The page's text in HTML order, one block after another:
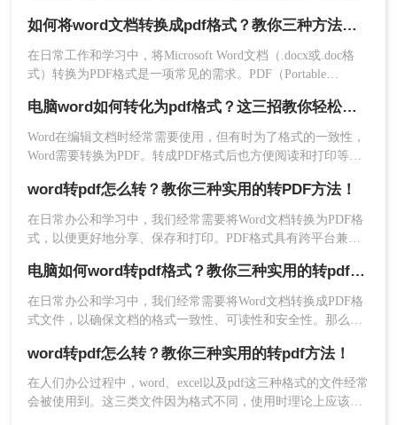
2、选择PDF转换中的Word转PDF，然后将Word文
档上传到界面中，如果Word文档很多的话，可以选
择添加文件夹批量导入哦，客户端处理批量文件特
别有优势哦。
成为一种常见的需求。那么，电脑word怎么转换成pdf格式呢？
接下来就为大家介绍几种简单实用的方法。
如何将word文档转换成pdf格式？教你三种方法，轻松搞定！
在日常工作和学习中，将Microsoft Word文档（.docx或.doc格
式）转换为PDF格式是一项常见的需求。PDF（Portable
变、易于分享和打印的特点而备受欢迎。无论是为了提交作
业、发送报告还是准备演示，将Word文档转换为PDF都是一项
实用的技能。本文将详细介绍如何将word文档转换成pdf格式的
电脑word如何转化为pdf格式？这三招教你轻松转换！
Word在编辑文档时经常需要使用，但有时为了格式的一致性，
Word需要转换为PDF。转成PDF格式后也方便阅读和打印等操
是仍然还有很多职场新人不知道怎么转换的，以下是如何将
word转pdf的步骤。希望能帮助到大家。
word转pdf怎么转？教你三种实用的转PDF方法！
在日常办公和学习中，我们经常需要将Word文档转换为PDF格
式，以便更好地分享、保存和打印。PDF格式具有跨平台兼容
性。那么Word转PDF怎么转呢？本文将详细介绍Word转PDF的
转换步骤，并分享一些实用技巧，帮助大家轻松完成转换过
程。
电脑如何word转pdf格式？教你三种实用的转pdf方法！
在日常办公和学习中，我们经常需要将Word文档转换成PDF格
式文件，以确保文档的格式一致性、可读性和安全性。那么电
在电脑上轻松实现Word到PDF的转换。
word转pdf怎么转？教你三种实用的转pdf方法！
在人们办公过程中，word、excel以及pdf这三种格式的文件经常
会被使用到。这三类文件因为格式不同，使用时理论上应该是